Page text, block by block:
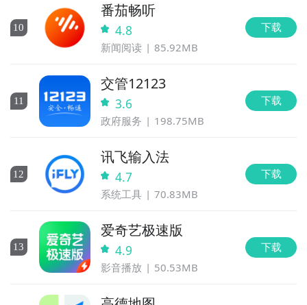
10
番茄畅听
4.8
新闻阅读 85.92MB
下载
11
交管12123
3.6
政府服务 198.75MB
下载
12
讯飞输入法
4.7
系统工具 70.83MB
下载
13
爱奇艺极速版
4.9
影音播放 50.53MB
下载